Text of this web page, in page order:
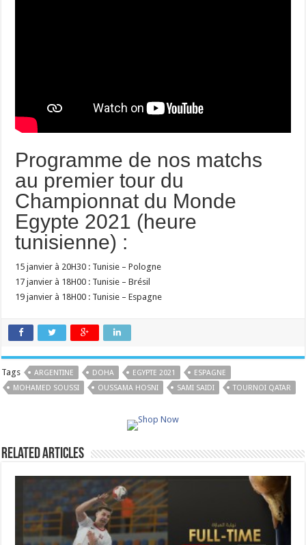
Programme de nos matchs
au premier tour du
Championnat du Monde
Egypte 2021 (heure
tunisienne) :
15 janvier à 20H30 : Tunisie – Pologne
17 janvier à 18H00 : Tunisie – Brésil
19 janvier à 18H00 : Tunisie – Espagne
Tags ARGENTINE DOHA EGYPTE 2021
ESPAGNE
MOHAMED SOUSSI
OUSSAMA HOSNI SAMI SAIDI TOURNOI QATAR
Related Articles